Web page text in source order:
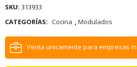
SKU: 313933
CATEGORÍAS: Cocina , Modulados
Venta unicamente para empresas